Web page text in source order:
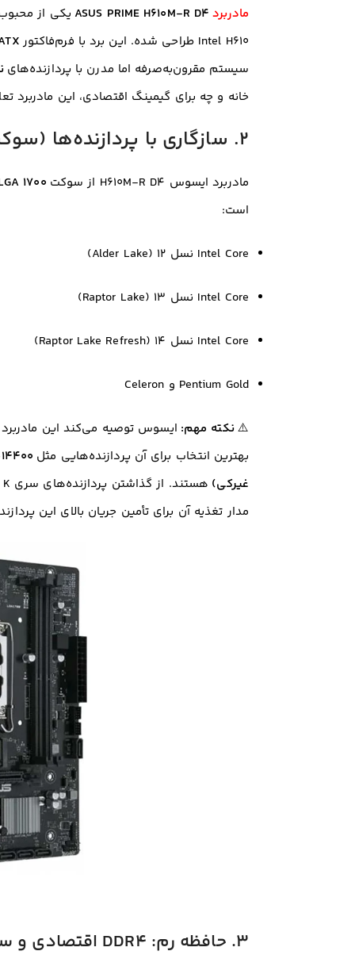
مادربرد ASUS PRIME H610M-R D4
Intel H610 طراحی شده. این برد با فرم‌فاکتور
سیستم مقرون‌به‌صرفه اما مدرن با پردازنده‌های
خانه و چه برای گیمینگ اقتصادی، این مادربرد
۲. سازگاری با پردازنده‌ها (سوکت LGA 1700)
مادربرد ایسوس H610M-R D4 از سوکت 1700
است:
Intel Core نسل ۱۲ (Alder Lake)
Intel Core نسل ۱۳ (Raptor Lake)
Intel Core نسل ۱۴ (Raptor Lake Refresh)
Pentium Gold و Celeron
⚠️نکته مهم: ایسوس توصیه می‌کند این مادربرد
بهترین انتخاب برای آن پردازنده‌هایی مثل
غیرکی)
مدار تغذیه آن برای تأمین جریان بالای این
۳. حافظه رم: DDR4 اقتصادی و سریع